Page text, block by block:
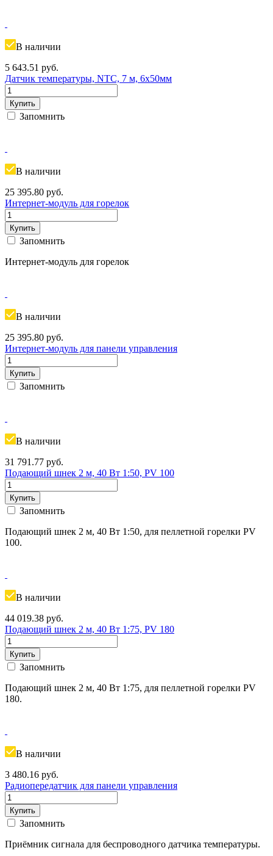
В наличии
5 643.51 руб.
Датчик температуры, NTC, 7 м, 6х50мм
Купить
Запомнить
В наличии
25 395.80 руб.
Интернет-модуль для горелок
Купить
Запомнить
Интернет-модуль для горелок
В наличии
25 395.80 руб.
Интернет-модуль для панели управления
Купить
Запомнить
В наличии
31 791.77 руб.
Подающий шнек 2 м, 40 Вт 1:50, PV 100
Купить
Запомнить
Подающий шнек 2 м, 40 Вт 1:50, для пеллетной горелки PV
100.
В наличии
44 019.38 руб.
Подающий шнек 2 м, 40 Вт 1:75, PV 180
Купить
Запомнить
Подающий шнек 2 м, 40 Вт 1:75, для пеллетной горелки PV
180.
В наличии
3 480.16 руб.
Радиопередатчик для панели управления
Купить
Запомнить
Приёмник сигнала для беспроводного датчика температуры.